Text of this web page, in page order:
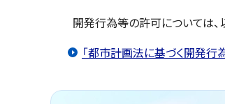
開発行為等の許可については、
「都市計画法に基づく開発行